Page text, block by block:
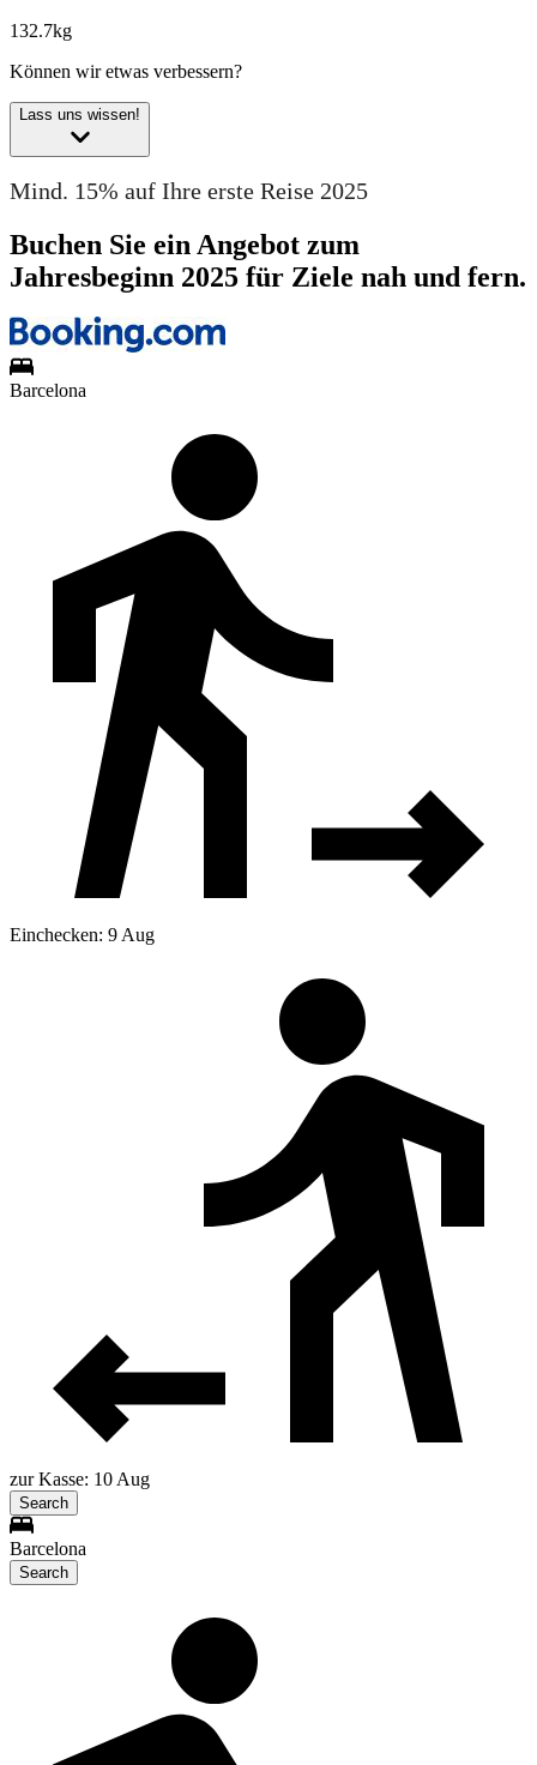
132.7kg
Können wir etwas verbessern?
Lass uns wissen!
Mind. 15% auf Ihre erste Reise 2025
Buchen Sie ein Angebot zum
Jahresbeginn 2025 für Ziele nah und fern.
Barcelona
Einchecken: 9 Aug
zur Kasse: 10 Aug
Search
Barcelona
Search